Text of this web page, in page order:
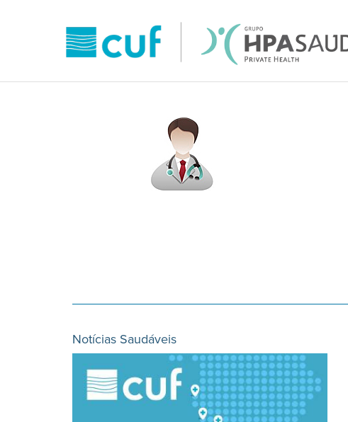
Notícias Saudáveis